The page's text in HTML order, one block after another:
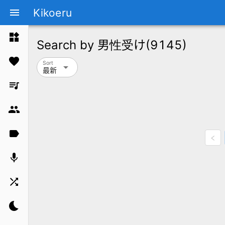
menu Kikoeru
widgets
favorite
queue_music
group
label
mic
shuffle
bedtime
Search by 男性受け(9145)
最新
Sort arrow_drop_down